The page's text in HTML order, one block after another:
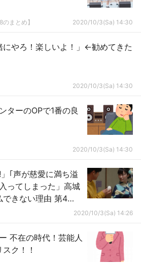
まとめ】 2020/10/3(Sa) 14:30
にやろ！楽しいよ！」←勧めてきた
2020/10/3(Sa) 14:30
ターのOPで1番の良
2020/10/3(Sa) 14:30
｢声が慈愛に満ち溢
ってしまった」高城
できない理由 第4
2020/10/3(Sa) 14:26
不在の時代！芸能人
ク！！